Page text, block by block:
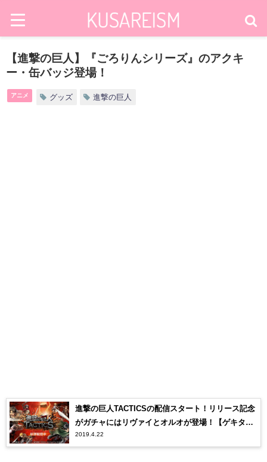
【進撃の巨人】『ごろりんシリーズ』のアクキ
ー・缶バッジ登場！
アニメ グッズ 進撃の巨人
進撃の巨人TACTICSの配信スタート！リリース記念
がガチャにはリヴァイとオルオが登場！【ゲキタ
ク】
2019.4.22